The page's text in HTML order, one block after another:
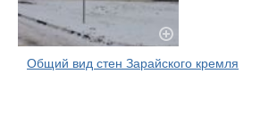
Общий вид стен Зарайского кремля